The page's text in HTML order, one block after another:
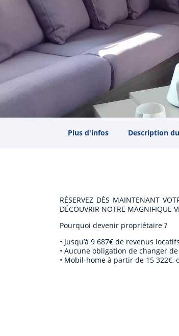
Plus d'infos Description
RÉSERVEZ DÈS MAINTENANT
DÉCOUVRIR NOTRE MAGNIFIQUE
Pourquoi devenir propriétaire ?
• Jusqu’à 9 687€ de revenus
• Aucune obligation de changer
• Mobil-home à partir de 15